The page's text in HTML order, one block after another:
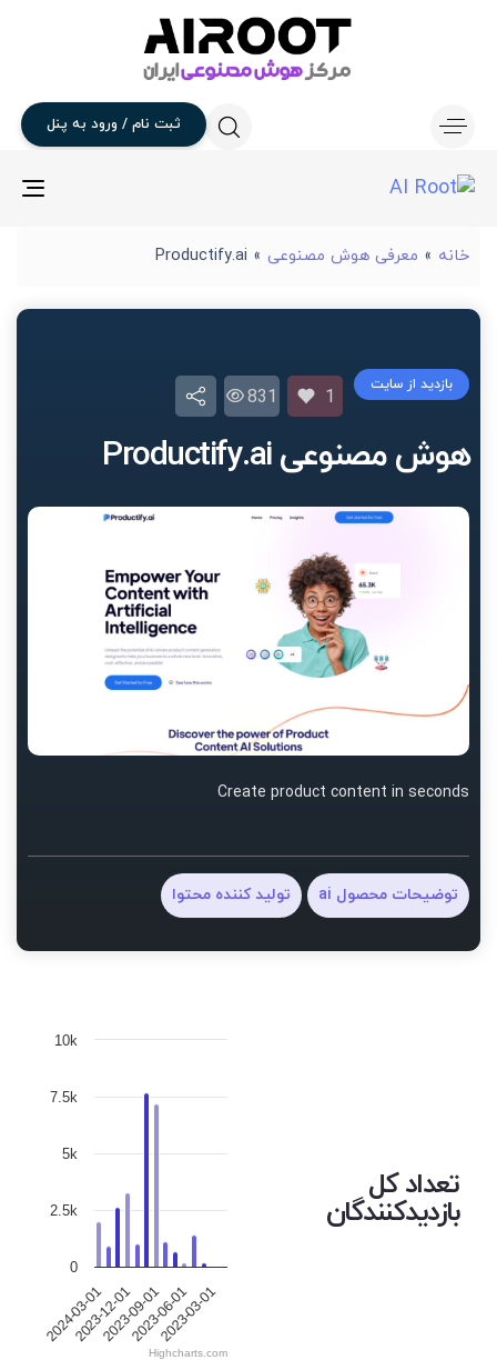
ثبت نام / ورود به پنل
خانه » معرفی هوش مصنوعی »
Productify.ai
هوش مصنوعی Productify.ai
بازدید از سایت
1
831
Create product content in seconds
توضیحات محصول ai تولید کننده محتوا
تعداد کل
بازدیدکنندگان
2024-03-01
2023-12-01
2023-09-01
2023-06-01
2023-03-01
0
2.5k
5k
7.5k
10k
Highcharts.com